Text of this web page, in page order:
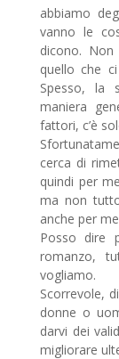
abbiamo
vanno le
dicono.
quello che
Spesso, la
maniera
fattori, c’è
cerca di
quindi per
ma non
anche per
Posso dire
romanzo,
vogliamo.
Scorrevole,
donne o
darvi dei
migliorare